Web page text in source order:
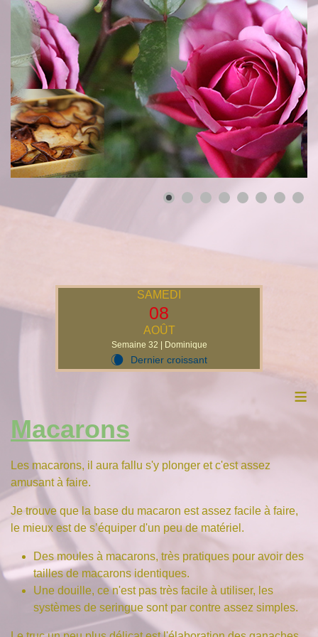
SAMEDI
08
AOÛT
Semaine 32 | Dominique
W Dernier croissant
≡
Macarons
Les macarons, il aura fallu s'y plonger et c'est assez
amusant à faire.
Je trouve que la base du macaron est assez facile à faire,
le mieux est de s’équiper d'un peu de matériel.
Des moules à macarons, très pratiques pour avoir des
tailles de macarons identiques.
Une douille, ce n'est pas très facile à utiliser, les
systèmes de seringue sont par contre assez simples.